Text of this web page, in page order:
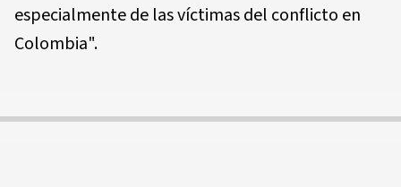
especialmente de las víctimas del conflicto en
Colombia".